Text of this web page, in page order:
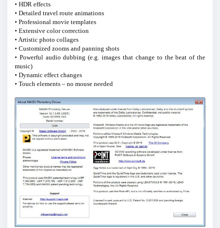
• HDR effects
• Detailed travel route animations
• Professional movie templates
• Extensive color correction
• Artistic photo collages
• Customized zooms and panning shots
• Powerful audio dubbing (e.g. images that change to the beat of the
music)
• Dynamic effect changes
• Touch elements – no mouse needed